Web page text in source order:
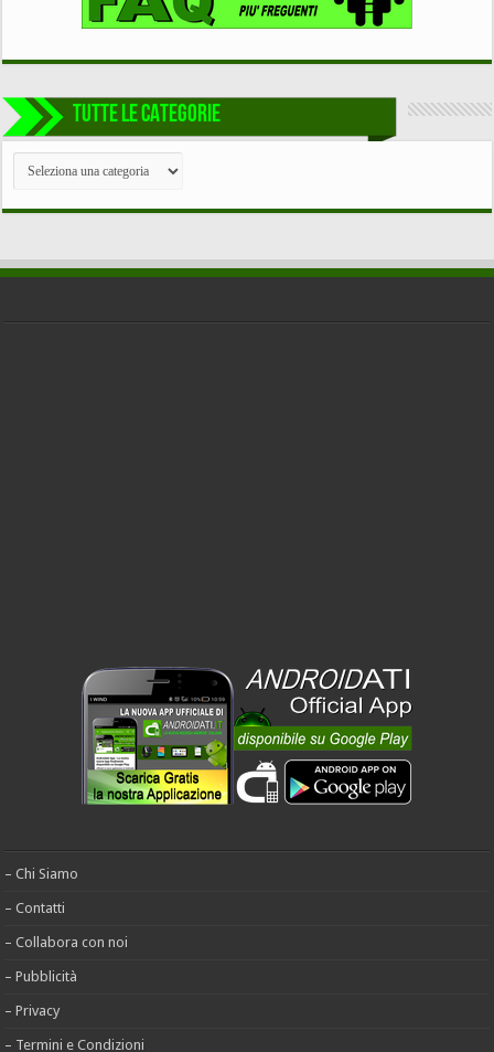
TUTTE LE CATEGORIE
TUTTE
CATEGORIE
– Chi Siamo
– Contatti
– Collabora con noi
– Pubblicità
– Privacy
– Termini e Condizioni